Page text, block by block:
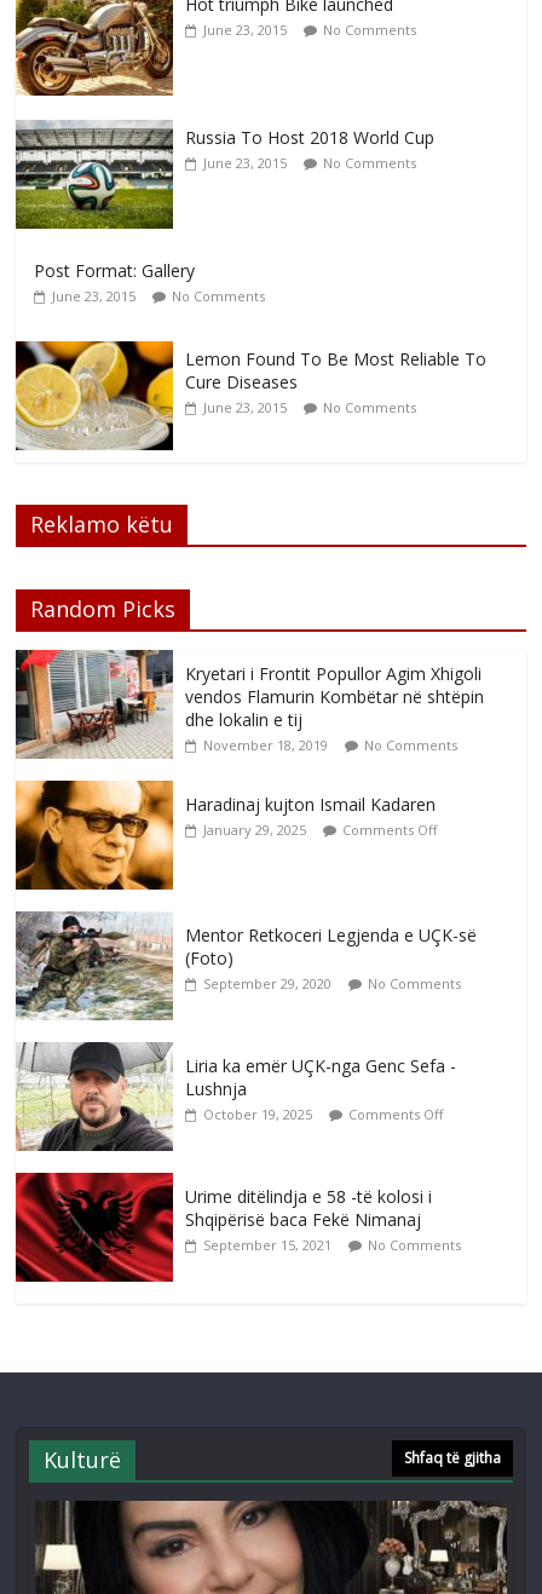
Hot triumph Bike launched
June 23, 2015 No Comments
Russia To Host 2018 World Cup
June 23, 2015 No Comments
Post Format: Gallery
June 23, 2015 No Comments
Lemon Found To Be Most Reliable To
Cure Diseases
June 23, 2015 No Comments
Reklamo këtu
Random Picks
Kryetari i Frontit Popullor Agim Xhigoli
vendos Flamurin Kombëtar në shtëpin
dhe lokalin e tij
November 18, 2019 No Comments
Haradinaj kujton Ismail Kadaren
January 29, 2025 Comments Off
Mentor Retkoceri Legjenda e UÇK-së
(Foto)
September 29, 2020 No Comments
Liria ka emër UÇK-nga Genc Sefa -
Lushnja
October 19, 2025 Comments Off
Urime ditëlindja e 58 -të kolosi i
Shqipërisë baca Fekë Nimanaj
September 15, 2021 No Comments
Kulturë Shfaq të gjitha